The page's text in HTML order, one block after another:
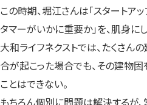
この時期、堀江さんは「スタートア
タマーがいかに重要か」を、肌身に
大和ライフネクストでは、たくさん
合が起こった場合でも、その建物
ことはできない。
もちろん個別に問題は解決するが